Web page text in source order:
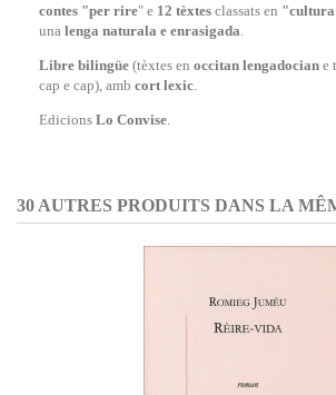
contes "per rire" e 12 tèxtes classats en
una lenga naturala e enrasigada.
Libre bilingüe (tèxtes en occitan lengadocian e
cap e cap), amb cort lexic.
Edicions Lo Convise.
30 AUTRES PRODUITS DANS LA